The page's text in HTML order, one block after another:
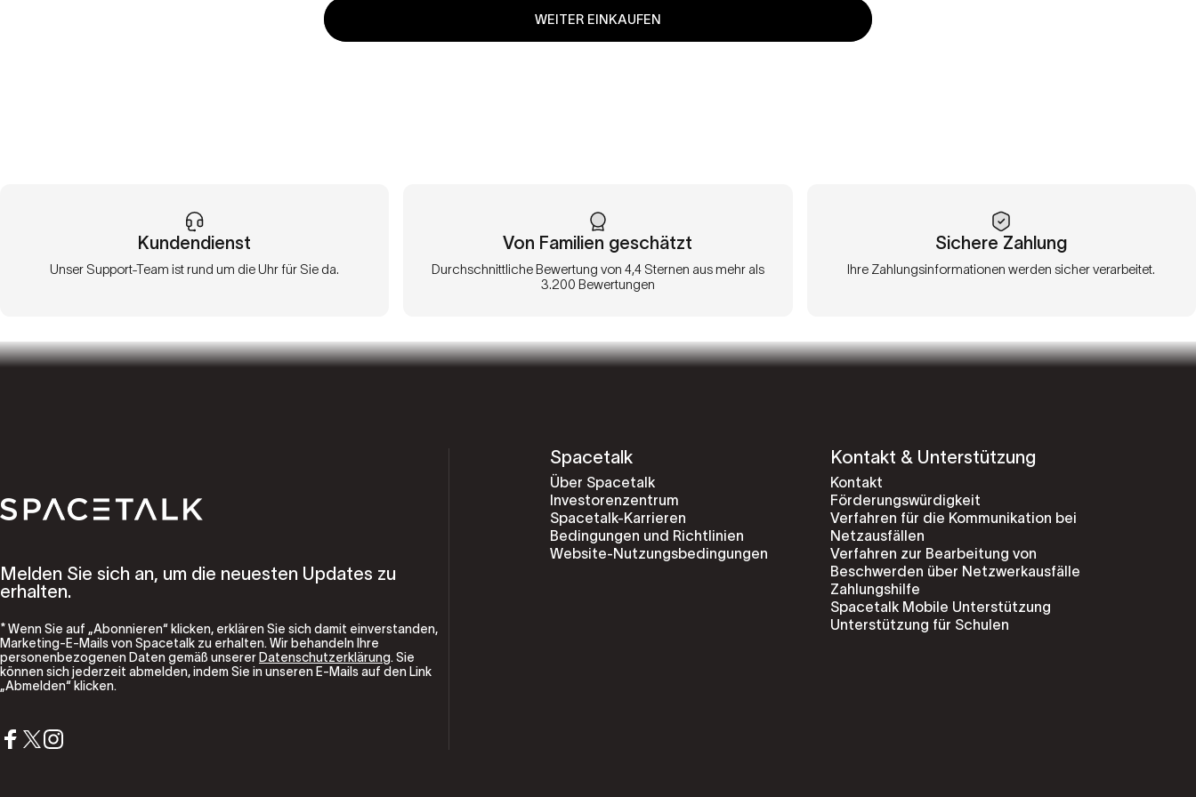
WEITER EINKAUFEN
Kundendienst
Unser Support-Team ist rund um die Uhr für Sie da.
Von Familien geschätzt
Durchschnittliche Bewertung von 4,4 Sternen aus mehr als
3.200 Bewertungen
Sichere Zahlung
Ihre Zahlungsinformationen werden sicher verarbeitet.
Spacetalk
Über Spacetalk
Investorenzentrum
Spacetalk-Karrieren
Bedingungen und Richtlinien
Website-Nutzungsbedingungen
Kontakt & Unterstützung
Kontakt
Förderungswürdigkeit
Verfahren für die Kommunikation bei
Netzausfällen
Verfahren zur Bearbeitung von
Beschwerden über Netzwerkausfälle
Zahlungshilfe
Spacetalk Mobile Unterstützung
Unterstützung für Schulen
Spacetalk
Melden Sie sich an, um die neuesten Updates zu
erhalten.
* Wenn Sie auf „Abonnieren“ klicken, erklären Sie sich damit einverstanden,
Marketing-E-Mails von Spacetalk zu erhalten. Wir behandeln Ihre
personenbezogenen Daten gemäß unserer Datenschutzerklärung. Sie
können sich jederzeit abmelden, indem Sie in unseren E-Mails auf den Link
„Abmelden“ klicken.